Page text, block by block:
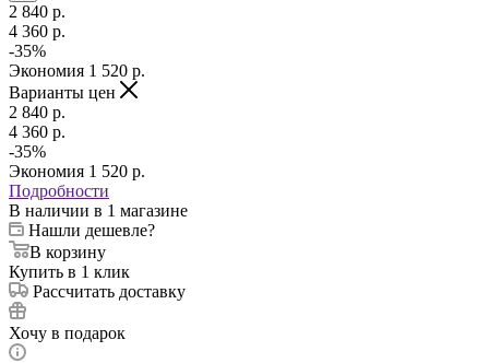
2 840 p.
4 360 p.
-35%
Экономия 1 520 p.
Варианты цен
2 840 p.
4 360 p.
-35%
Экономия 1 520 p.
Подробности
В наличии в 1 магазине
Нашли дешевле?
В корзину
Купить в 1 клик
Рассчитать доставку
Хочу в подарок